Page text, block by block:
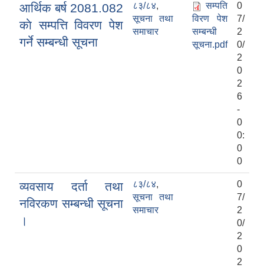
आर्थिक बर्ष 2081.082
काे सम्पत्ति विवरण पेश
गर्ने सम्बन्धी सूचना
८३/८४,
सूचना तथा
समाचार
सम्पति
विरण पेश
सम्बन्धी
सूचना.pdf
0
7/
2
0/
2
0
2
6
-
0
0:
0
0
व्यवसाय दर्ता तथा
नविरकण सम्बन्धी सूचना
।
८३/८४,
सूचना तथा
समाचार
0
7/
2
0/
2
0
2